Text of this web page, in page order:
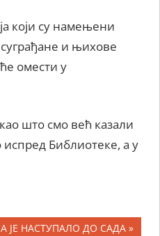
који су намењени
и њихове
омести у
што смо већ казали
Библиотеке, а у
ЈЕ НАСТУПАЛО ДО САДА